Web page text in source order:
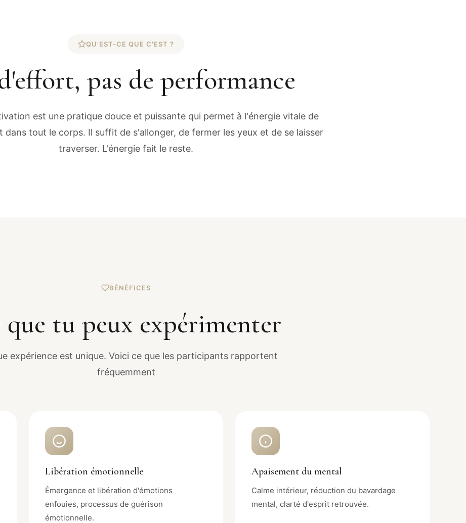
QU'EST-CE QUE C'EST ?
pas de performance
est une pratique douce et puissante qui permet à l'énergie vitale de
dans tout le corps. Il suffit de s'allonger, de fermer les yeux et de se laisser
traverser. L'énergie fait le reste.
BÉNÉFICES
que tu peux expérimenter
expérience est unique. Voici ce que les participants rapportent
fréquemment
Libération émotionnelle
Émergence et libération d'émotions
enfouies, processus de guérison
émotionnelle.
Apaisement du mental
Calme intérieur, réduction du bavardage
mental, clarté d'esprit retrouvée.